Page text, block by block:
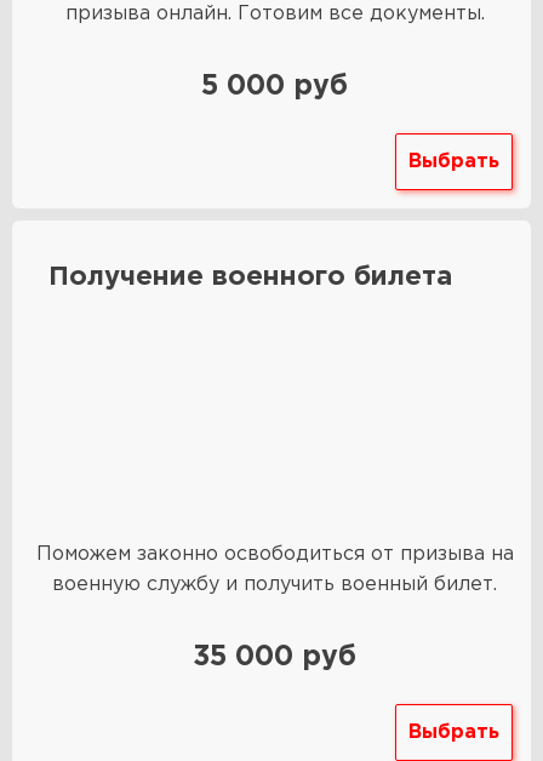
призыва онлайн. Готовим все документы.
5 000 руб
Выбрать
Получение военного билета
Поможем законно освободиться от призыва на
военную службу и получить военный билет.
35 000 руб
Выбрать